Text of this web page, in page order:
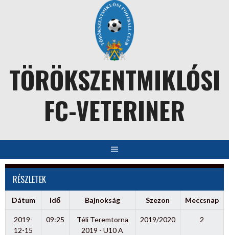
TÖRÖKSZENTMIKLÓSI
FC-VETERINER
RÉSZLETEK
Dátum Idő Bajnokság Szezon Meccsnap
2019-
12-15
09:25
Téli Teremtorna
2019 - U10 A
2019/2020 2